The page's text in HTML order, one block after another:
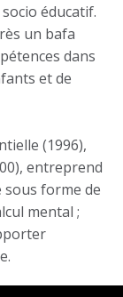
éducatif.
un bafa
dans
et de
(1996),
entreprend
forme de
mental ;